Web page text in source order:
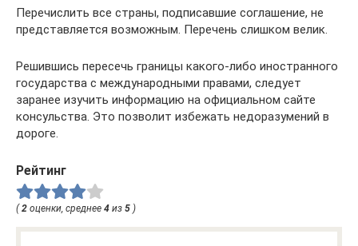
Перечислить все страны, подписавшие соглашение, не
представляется возможным. Перечень слишком велик.
Решившись пересечь границы какого-либо иностранного
государства с международными правами, следует
заранее изучить информацию на официальном сайте
консульства. Это позволит избежать недоразумений в
дороге.
Рейтинг
(2 оценки, среднее 4 из 5 )